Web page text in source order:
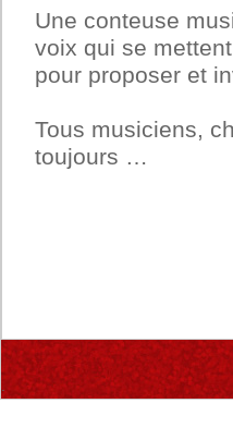
Une conteuse
voix qui se
pour proposer et
Tous musiciens,
toujours …